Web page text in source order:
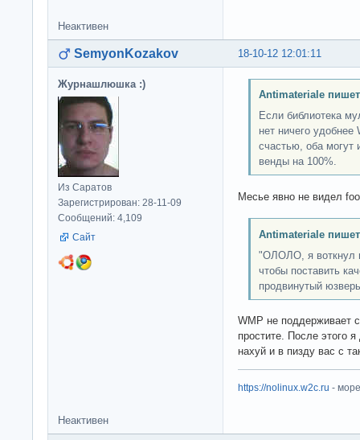
Неактивен
18-10-12 12:01:11
SemyonKozakov
Журнашлюшка :)
Из Саратов
Зарегистрирован: 28-11-09
Сообщений: 4,109
Сайт
Antimateriale
Если библиотека
нет ничего
счастью, оба могут
венды на 100%.
Месье явно не видел
Antimateriale
"ОЛОЛО, я воткнул
чтобы поставить
продвинутый
WMP не поддерживает
простите. После этого
нахуй и в пизду вас с
https://nolinux.w2c.ru -
Неактивен